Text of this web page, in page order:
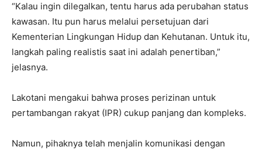
“Kalau ingin dilegalkan, tentu harus ada perubahan status
kawasan. Itu pun harus melalui persetujuan dari
Kementerian Lingkungan Hidup dan Kehutanan. Untuk itu,
langkah paling realistis saat ini adalah penertiban,”
jelasnya.
Lakotani mengakui bahwa proses perizinan untuk
pertambangan rakyat (IPR) cukup panjang dan kompleks.
Namun, pihaknya telah menjalin komunikasi dengan